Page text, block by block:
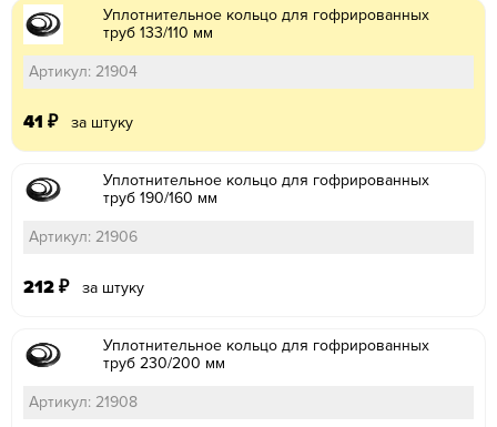
Уплотнительное кольцо для гофрированных
труб 133/110 мм
Артикул: 21904
41 ₽ за штуку
Уплотнительное кольцо для гофрированных
труб 190/160 мм
Артикул: 21906
212 ₽ за штуку
Уплотнительное кольцо для гофрированных
труб 230/200 мм
Артикул: 21908